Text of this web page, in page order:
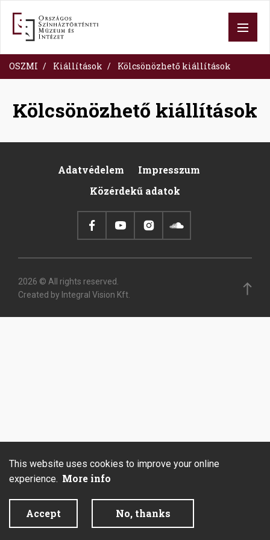
content
OSZMI Kiállítások Kölcsönözhető kiállítások
Kölcsönözhető kiállítások
Footer
Adatvédelem
Impresszum
Közérdekű adatok
2026 © All rights reserved.
Created by Integral Vision Kft.
This website uses cookies to improve your online
experience. More info
Accept No, thanks